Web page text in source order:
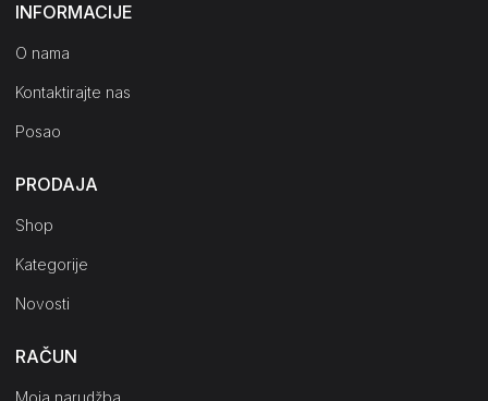
INFORMACIJE
O nama
Kontaktirajte nas
Posao
PRODAJA
Shop
Kategorije
Novosti
RAČUN